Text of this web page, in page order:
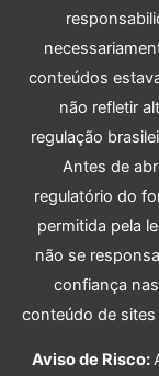
conteúdos
não refletir
regulação
Antes de
regulatório do
permitida pela
não se
confiança
conteúdo de
Aviso de Risco: